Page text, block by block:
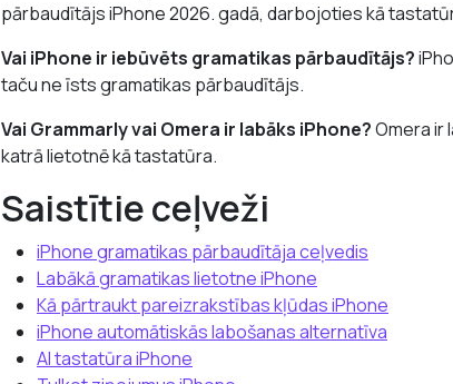
pārbaudītājs iPhone 2026. gadā, darbojoties kā
Vai iPhone ir iebūvēts gramatikas pārbaudītājs?
taču ne īsts gramatikas pārbaudītājs.
Vai Grammarly vai Omera ir labāks iPhone?Omera ir
katrā lietotnē kā tastatūra.
Saistītie ceļveži
iPhone gramatikas pārbaudītāja ceļvedis
Labākā gramatikas lietotne iPhone
Kā pārtraukt pareizrakstības kļūdas iPhone
iPhone automātiskās labošanas alternatīva
AI tastatūra iPhone